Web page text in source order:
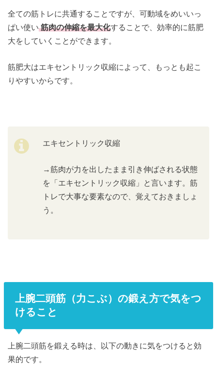
全ての筋トレに共通することですが、可動域をめいいっ
ぱい使い 筋肉の伸縮を最大化することで、効率的に筋肥
大をしていくことができます。
筋肥大はエキセントリック収縮によって、もっとも起こ
りやすいからです。
エキセントリック収縮
→筋肉が力を出したまま引き伸ばされる状態
を「エキセントリック収縮」と言います。筋
トレで大事な要素なので、覚えておきましょ
う。
上腕二頭筋（力こぶ）の鍛え方で気をつ
けること
上腕二頭筋を鍛える時は、以下の動きに気をつけると効
果的です。